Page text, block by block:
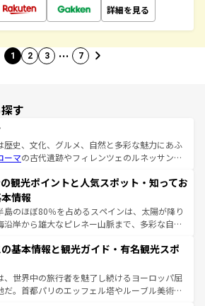
詳細を見る
1 2 3 … 7
す
歴史、文化、グルメ、自然と多彩な魅力にあふ
ーマの古代遺跡やフィレンツェのルネッサンス
カーナの美しい田園風景やアマルフィ海岸の絶
然景観も見逃せない。観光の合間には、本場の
タなど、絶品のイタリア料理を堪能することも
目覚めてから夜眠るまで、すべての瞬間を楽し
のイタリア情報はコンテンツ一覧を参照してほ
観光ポイントと人気スポット・知ってお
情報
島のほぼ80％を占めるスペインは、太陽が降り
沿岸から雄大なピレネー山脈まで、多彩な自然
くこの国では、情熱的なフラメンコ、熱気あふ
そして美味しいタパスが生活の一部となってい
ドリードの洗練された雰囲気や、バルセロナの
れた街角から、地方では古代ローマ遺跡や中世
基本情報と観光ガイド・有名観光スポ
、世界中の旅行者を魅了し続けるヨーロッパ屈
だ。首都パリのエッフェル塔やルーブル美術館